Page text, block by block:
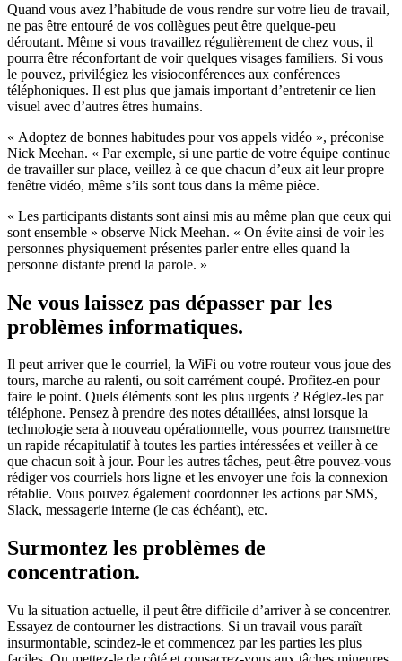
Quand vous avez l’habitude de vous rendre sur votre lieu de travail,
ne pas être entouré de vos collègues peut être quelque-peu
déroutant. Même si vous travaillez régulièrement de chez vous, il
pourra être réconfortant de voir quelques visages familiers. Si vous
le pouvez, privilégiez les visioconférences aux conférences
téléphoniques. Il est plus que jamais important d’entretenir ce lien
visuel avec d’autres êtres humains.
« Adoptez de bonnes habitudes pour vos appels vidéo », préconise
Nick Meehan. « Par exemple, si une partie de votre équipe continue
de travailler sur place, veillez à ce que chacun d’eux ait leur propre
fenêtre vidéo, même s’ils sont tous dans la même pièce.
« Les participants distants sont ainsi mis au même plan que ceux qui
sont ensemble » observe Nick Meehan. « On évite ainsi de voir les
personnes physiquement présentes parler entre elles quand la
personne distante prend la parole. »
Ne vous laissez pas dépasser par les
problèmes informatiques.
Il peut arriver que le courriel, la WiFi ou votre routeur vous joue des
tours, marche au ralenti, ou soit carrément coupé. Profitez-en pour
faire le point. Quels éléments sont les plus urgents ? Réglez-les par
téléphone. Pensez à prendre des notes détaillées, ainsi lorsque la
technologie sera à nouveau opérationnelle, vous pourrez transmettre
un rapide récapitulatif à toutes les parties intéressées et veiller à ce
que chacun soit à jour. Pour les autres tâches, peut-être pouvez-vous
rédiger vos courriels hors ligne et les envoyer une fois la connexion
rétablie. Vous pouvez également coordonner les actions par SMS,
Slack, messagerie interne (le cas échéant), etc.
Surmontez les problèmes de
concentration.
Vu la situation actuelle, il peut être difficile d’arriver à se concentrer.
Essayez de contourner les distractions. Si un travail vous paraît
insurmontable, scindez-le et commencez par les parties les plus